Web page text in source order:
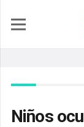
Niños